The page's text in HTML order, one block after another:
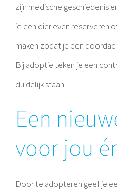
zijn medische geschiedenis
je een dier even reserveren
maken zodat je een
Bij adoptie teken je een
duidelijk staan.
Een
voor jou
Door te adopteren geef je